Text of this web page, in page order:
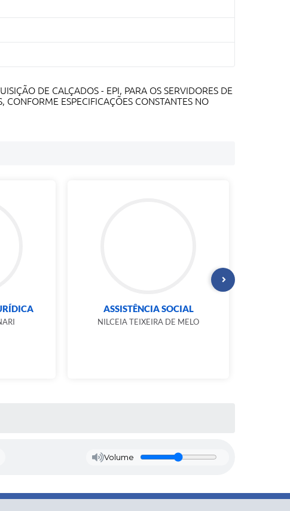
DE CALÇADOS - EPI, PARA OS SERVIDORES DE
ESPECIFICAÇÕES CONSTANTES NO
ASSISTÊNCIA SOCIAL
NILCEIA TEIXEIRA DE MELO
Volume